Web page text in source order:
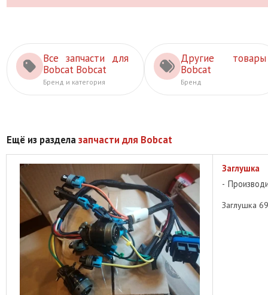
Все запчасти для
Bobcat Bobcat
Бренд и категория
Другие товары
Bobcat
Бренд
Ещё из разделазапчасти для Bobcat
Заглушка
Заглушка